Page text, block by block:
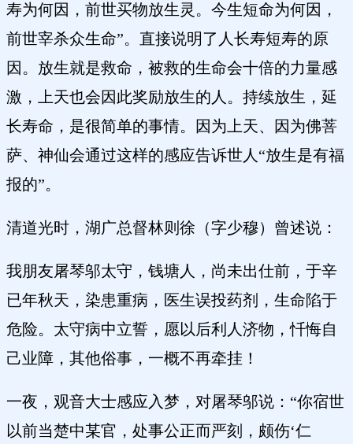
寿为何因，前世买物放生灵。今生短命为何因，
前世宰杀众生命”。直接说明了人长寿短寿的原
因。放生就是救命，被救的生命会十倍的力量感
激，上天也会因此奖励放生的人。持续放生，延
长寿命，是很简单的事情。因为上天、因为佛菩
萨、神仙会通过这样的感应告诉世人“放生是有福
报的”。
清道光时，湖广总督林则徐（字少穆）曾述说：
我朋友屠琴邬太守，钱塘人，尚未出仕前，于辛
已年秋天，染患重病，医生误投药剂，生命陷于
危险。太守病中立誓，愿以后利人济物，忏悔自
己业障，其他俗事，一概不再牵挂！
一夜，观音大士感应入梦，对屠琴邬说：“你宿世
以前当楚中某官，处事公正而严刻，颇伤‘仁